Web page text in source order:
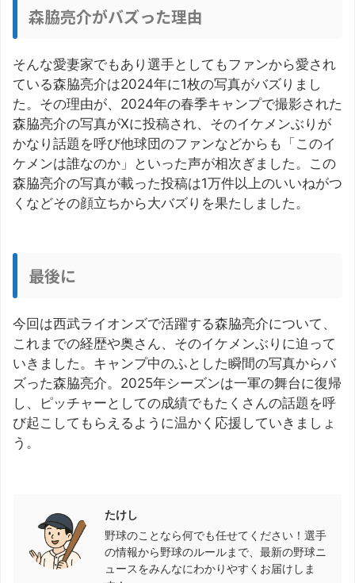
森脇亮介がバズった理由
そんな愛妻家でもあり選手としてもファンから愛され
ている森脇亮介は2024年に1枚の写真がバズりまし
た。その理由が、2024年の春季キャンプで撮影された
森脇亮介の写真がXに投稿され、そのイケメンぶりが
かなり話題を呼び他球団のファンなどからも「このイ
ケメンは誰なのか」といった声が相次ぎました。この
森脇亮介の写真が載った投稿は1万件以上のいいねがつ
くなどその顔立ちから大バズりを果たしました。
最後に
今回は西武ライオンズで活躍する森脇亮介について、
これまでの経歴や奥さん、そのイケメンぶりに迫って
いきました。キャンプ中のふとした瞬間の写真からバ
ズった森脇亮介。2025年シーズンは一軍の舞台に復帰
し、ピッチャーとしての成績でもたくさんの話題を呼
び起こしてもらえるように温かく応援していきましょ
う。
たけし
野球のことなら何でも任せてください！選手
の情報から野球のルールまで、最新の野球ニ
ュースをみんなにわかりやすくお届けしま